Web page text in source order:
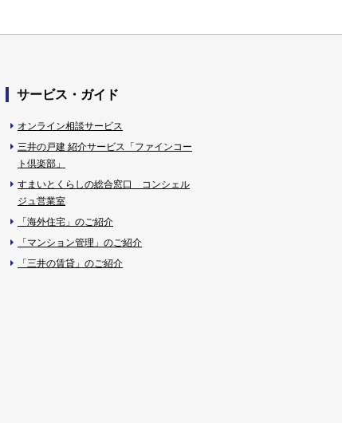
サービス・ガイド
オンライン相談サービス
三井の戸建 紹介サービス「ファインコー
ト倶楽部」
すまいとくらしの総合窓口 コンシェル
ジュ営業室
「海外住宅」のご紹介
「マンション管理」のご紹介
「三井の賃貸」のご紹介